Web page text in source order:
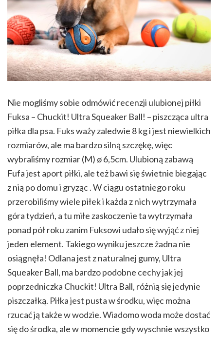
Nie mogliśmy sobie odmówić recenzji ulubionej piłki
Fuksa – Chuckit! Ultra Squeaker Ball! – piszcząca ultra
piłka dla psa. Fuks waży zaledwie 8 kg i jest niewielkich
rozmiarów, ale ma bardzo silną szczękę, więc
wybraliśmy rozmiar (M) ø 6,5cm. Ulubioną zabawą
Fufa jest aport piłki, ale też bawi się świetnie biegając
z nią po domu i gryząc . W ciągu ostatniego roku
przerobiliśmy wiele piłek i każda z nich wytrzymała
góra tydzień, a tu miłe zaskoczenie ta wytrzymała
ponad pół roku zanim Fuksowi udało się wyjąć z niej
jeden element. Takiego wyniku jeszcze żadna nie
osiągnęła! Odlana jest z naturalnej gumy, Ultra
Squeaker Ball, ma bardzo podobne cechy jak jej
poprzedniczka Chuckit! Ultra Ball, różnią się jedynie
piszczałką. Piłka jest pusta w środku, więc można
rzucać ją także w wodzie. Wiadomo woda może dostać
się do środka, ale w momencie gdy wyschnie wszystko